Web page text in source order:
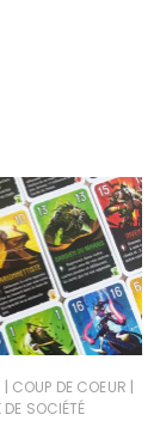
| COUP DE COEUR |
DE SOCIÉTÉ